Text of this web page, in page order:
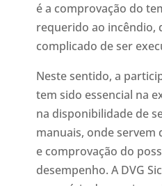
é a comprovação do
requerido ao incêndio,
complicado de ser
Neste sentido, a
tem sido essencial na
na disponibilidade de
manuais, onde
e comprovação do
desempenho. A DVG